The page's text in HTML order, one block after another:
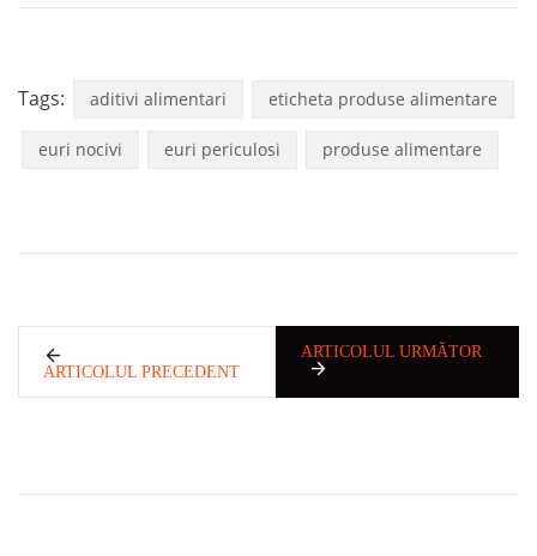
Tags: aditivi alimentari eticheta produse alimentare
euri nocivi euri periculosi produse alimentare
ARTICOLUL PRECEDENT
ARTICOLUL URMĂTOR